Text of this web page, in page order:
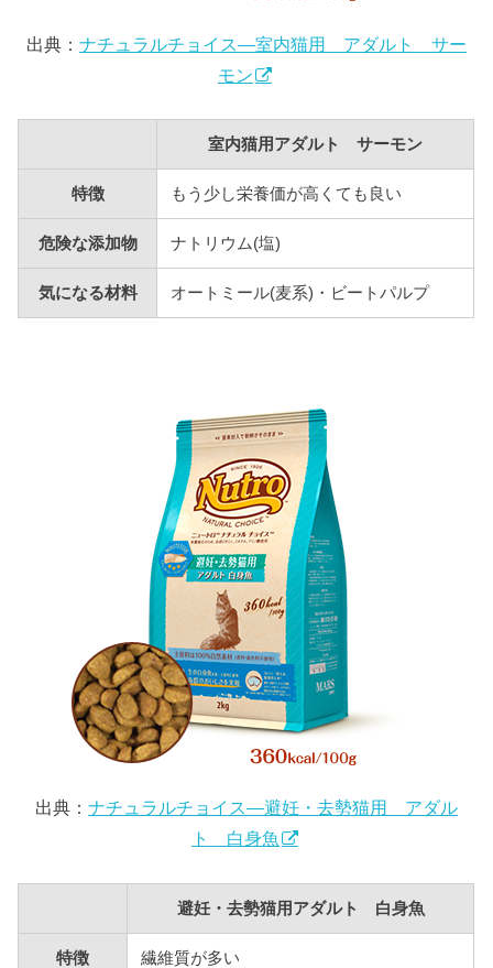
出典： ナチュラルチョイス―室内猫用 アダルト サー
モン
室内猫用アダルト サーモン
特徴 もう少し栄養価が高くても良い
危険な添加物 ナトリウム(塩)
気になる材料 オートミール(麦系)・ビートパルプ
出典： ナチュラルチョイス―避妊・去勢猫用 アダル
ト 白身魚
避妊・去勢猫用アダルト 白身魚
特徴 繊維質が多い